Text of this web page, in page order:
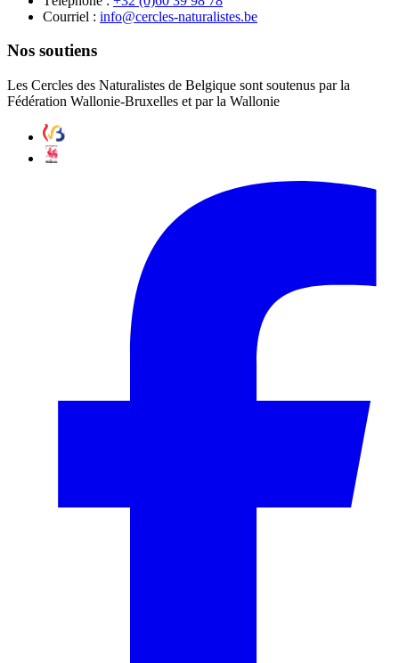
Courriel : eb.setsilarutan-selcrec@ofni
Nos soutiens
Les Cercles des Naturalistes de Belgique sont soutenus par la
Fédération Wallonie-Bruxelles et par la Wallonie